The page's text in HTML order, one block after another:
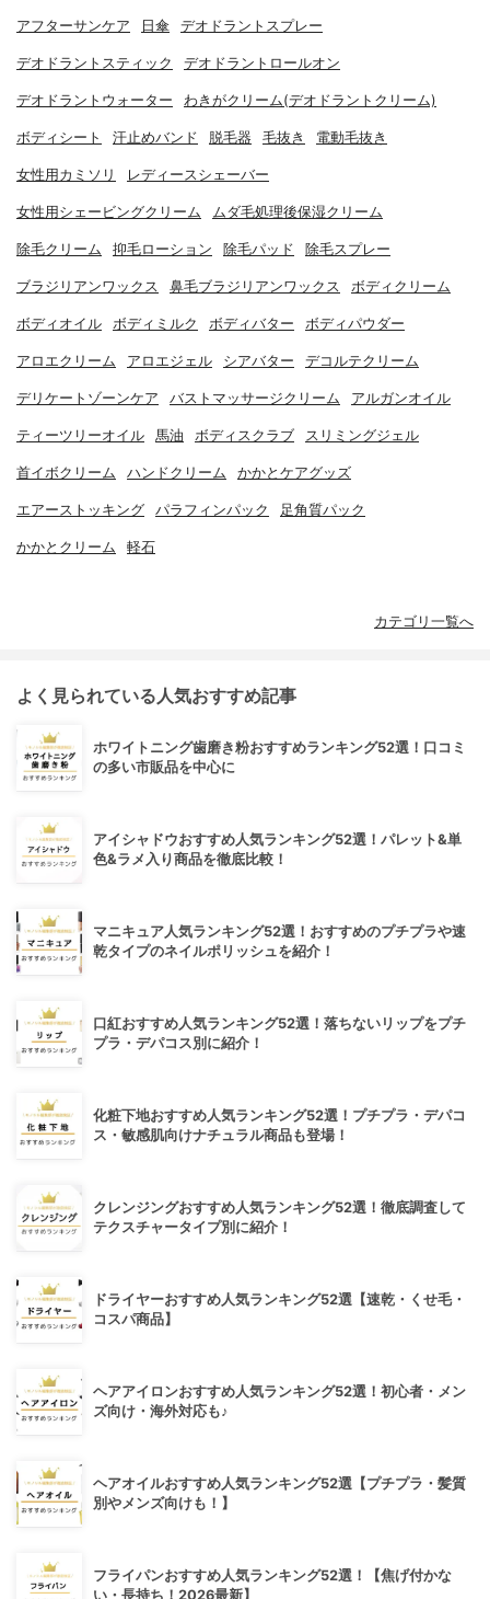
アフターサンケア 日傘 デオドラントスプレー
デオドラントスティック デオドラントロールオン
デオドラントウォーター わきがクリーム(デオドラントクリーム)
ボディシート 汗止めバンド 脱毛器 毛抜き 電動毛抜き
女性用カミソリ レディースシェーバー
女性用シェービングクリーム ムダ毛処理後保湿クリーム
除毛クリーム 抑毛ローション 除毛パッド 除毛スプレー
ブラジリアンワックス 鼻毛ブラジリアンワックス ボディクリーム
ボディオイル ボディミルク ボディバター ボディパウダー
アロエクリーム アロエジェル シアバター デコルテクリーム
デリケートゾーンケア バストマッサージクリーム アルガンオイル
ティーツリーオイル 馬油 ボディスクラブ スリミングジェル
首イボクリーム ハンドクリーム かかとケアグッズ
エアーストッキング パラフィンパック 足角質パック
かかとクリーム 軽石
カテゴリ一覧へ
よく見られている人気おすすめ記事
ホワイトニング歯磨き粉おすすめランキング52選！口コミ
の多い市販品を中心に
アイシャドウおすすめ人気ランキング52選！パレット&単
色&ラメ入り商品を徹底比較！
マニキュア人気ランキング52選！おすすめのプチプラや速
乾タイプのネイルポリッシュを紹介！
口紅おすすめ人気ランキング52選！落ちないリップをプチ
プラ・デパコス別に紹介！
化粧下地おすすめ人気ランキング52選！プチプラ・デパコ
ス・敏感肌向けナチュラル商品も登場！
クレンジングおすすめ人気ランキング52選！徹底調査して
テクスチャータイプ別に紹介！
ドライヤーおすすめ人気ランキング52選【速乾・くせ毛・
コスパ商品】
ヘアアイロンおすすめ人気ランキング52選！初心者・メン
ズ向け・海外対応も♪
ヘアオイルおすすめ人気ランキング52選【プチプラ・髪質
別やメンズ向けも！】
フライパンおすすめ人気ランキング52選！【焦げ付かな
い・長持ち！2026最新】